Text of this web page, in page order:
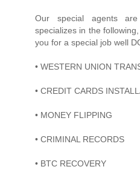
Our special agents
specializes in the
you for a special job well
• WESTERN UNION
• CREDIT CARDS
• MONEY FLIPPING
• CRIMINAL RECORDS
• BTC RECOVERY